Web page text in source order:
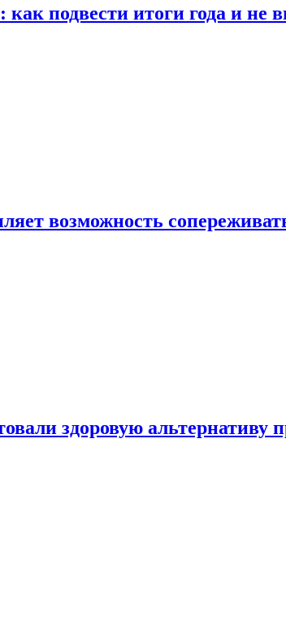
подвести итоги года и не
возможность
здоровую альтернативу